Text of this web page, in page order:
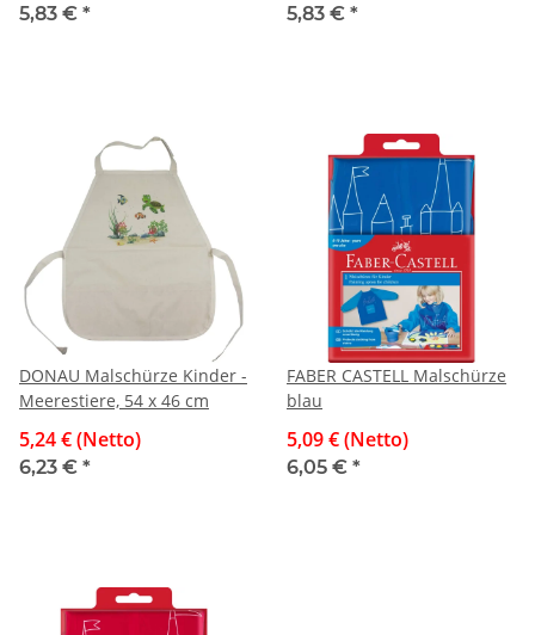
5,83 € * 5,83 € *
DONAU Malschürze Kinder -
Meerestiere, 54 x 46 cm
5,24 € (Netto)
6,23 € *
FABER CASTELL Malschürze
blau
5,09 € (Netto)
6,05 € *